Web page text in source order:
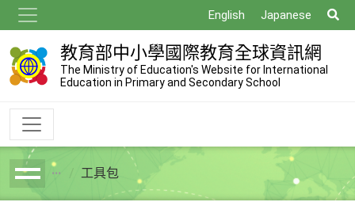
到
主
要
內
English Japanese
尋
教育部中小學國際教育全球資訊網
The Ministry of Education's Website for International
Education in Primary and Secondary School
breadcrumb工具包